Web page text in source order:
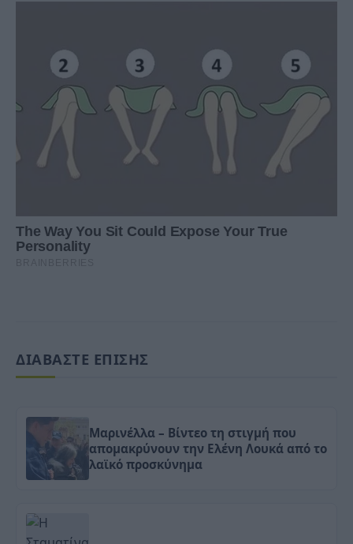
ΔΙΑΒΑΣΤΕ ΕΠΙΣΗΣ
Μαρινέλλα – Βίντεο τη στιγμή που
απομακρύνουν την Ελένη Λουκά από το
λαϊκό προσκύνημα